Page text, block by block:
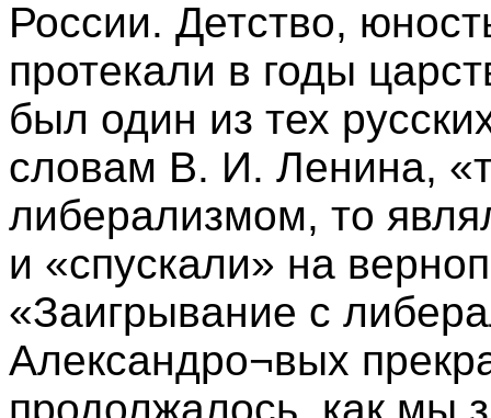
России. Детство,
протекали в годы
был один из тех
словам В. И. Ленина,
либерализмом, то
и «спускали» на
«Заигрывание с
Александро¬вых